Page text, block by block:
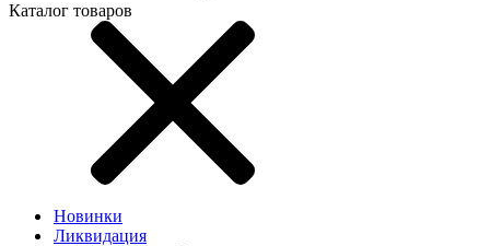
Каталог товаров
Новинки
Ликвидация